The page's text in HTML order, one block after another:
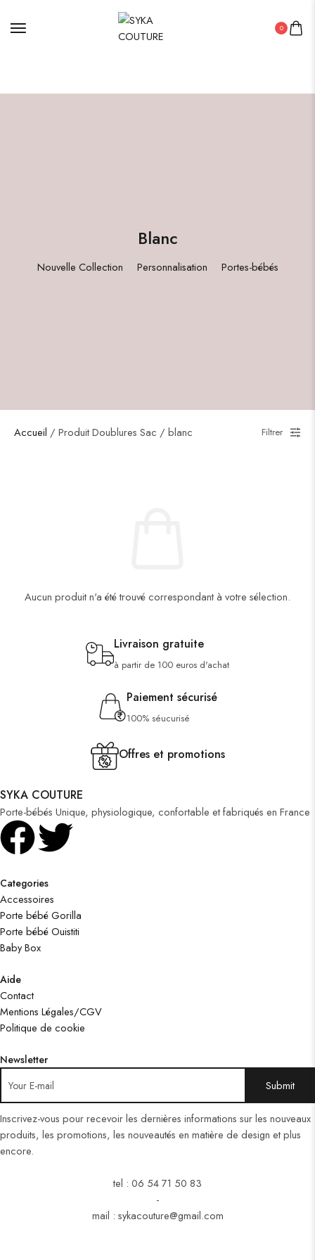
LIVRAISON GRATUITE DéS 100euros d'achat
0
Blanc
Nouvelle Collection Personnalisation Portes-bébés
Accueil / Produit Doublures Sac / blanc Filtrer
Aucun produit n'a été trouvé correspondant à votre sélection.
Livraison gratuite
à partir de 100 euros d'achat
Paiement sécurisé
100% séucurisé
Offres et promotions
SYKA COUTURE
Porte-bébés Unique, physiologique, confortable et fabriqués en France
Categories
Accessoires
Porte bébé Gorilla
Porte bébé Ouistiti
Baby Box
Aide
Contact
Mentions Légales/CGV
Politique de cookie
Newsletter
Inscrivez-vous pour recevoir les dernières informations sur les nouveaux
produits, les promotions, les nouveautés en matière de design et plus
encore.
tel : 06 54 71 50 83
-
mail : sykacouture@gmail.com